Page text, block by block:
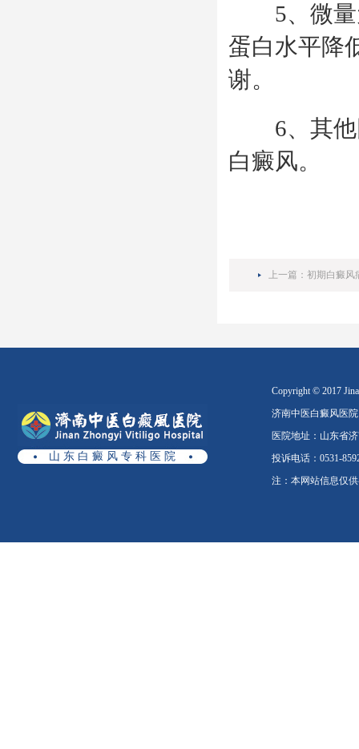
5、微量
蛋白水平降
谢。
6、其他
白癜风。
上一篇：初期白癜风
山 东 白 癜 风 专 科 医 院
Copyright © 2017
济南中医白癜风医
医院地址：山东省
投诉电话：0531-
注：本网站信息仅